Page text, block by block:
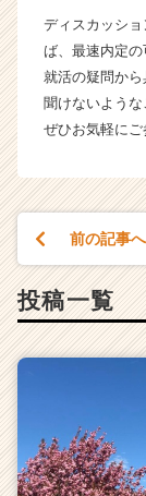
ディスカッシ
ば、最速内定の
就活の疑問か
聞けないよう
ぜひお気軽にご
前の記事へ
投稿一覧